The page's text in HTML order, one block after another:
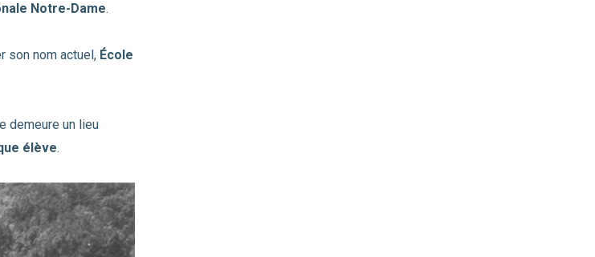
Notre-Dame.
son nom actuel, École
demeure un lieu
élève.